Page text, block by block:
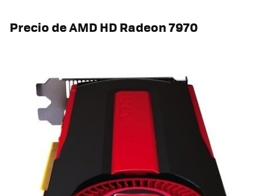
Precio deAMDHD Radeon 7970